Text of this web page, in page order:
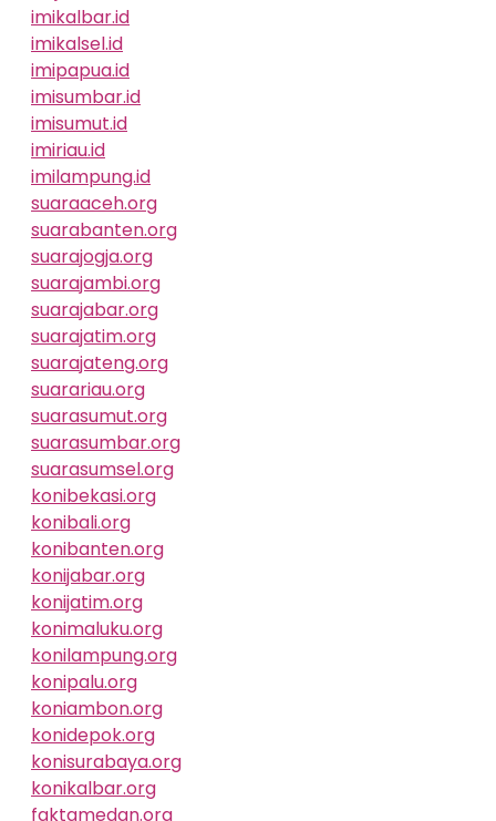
imikalbar.id
imikalsel.id
imipapua.id
imisumbar.id
imisumut.id
imiriau.id
imilampung.id
suaraaceh.org
suarabanten.org
suarajogja.org
suarajambi.org
suarajabar.org
suarajatim.org
suarajateng.org
suarariau.org
suarasumut.org
suarasumbar.org
suarasumsel.org
konibekasi.org
konibali.org
konibanten.org
konijabar.org
konijatim.org
konimaluku.org
konilampung.org
konipalu.org
koniambon.org
konidepok.org
konisurabaya.org
konikalbar.org
faktamedan.org